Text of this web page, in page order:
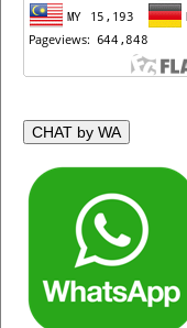
CHAT by WA